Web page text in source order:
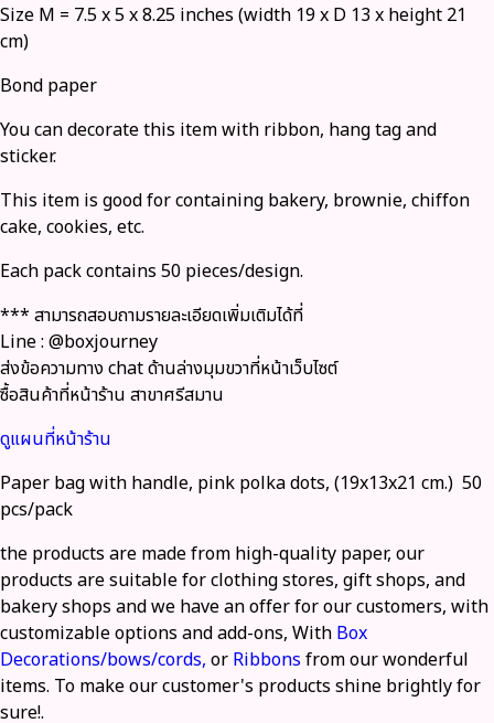
Size M = 7.5 x 5 x 8.25 inches (width 19 x D 13 x height 21
cm)
Bond paper
You can decorate this item with ribbon, hang tag and
sticker.
This item is good for containing bakery, brownie, chiffon
cake, cookies, etc.
Each pack contains 50 pieces/design.
*** สามารถสอบถามรายละเอียดเพิ่มเติมได้ที่
Line : @boxjourney
ส่งข้อความทาง chat ด้านล่างมุมขวาที่หน้าเว็บไซต์
ซื้อสินค้าที่หน้าร้าน สาขาศรีสมาน
ดูแผนที่หน้าร้าน
Paper bag with handle, pink polka dots, (19x13x21 cm.) 50
pcs/pack
the products are made from high-quality paper, our
products are suitable for clothing stores, gift shops, and
bakery shops and we have an offer for our customers, with
customizable options and add-ons, With Box
Decorations/bows/cords, or Ribbons from our wonderful
items. To make our customer's products shine brightly for
sure!.